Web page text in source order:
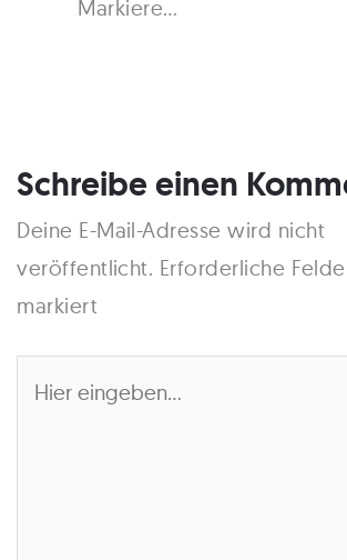
Markiere…
Schreibe einen
Deine E-Mail-Adresse wird nicht
veröffentlicht. Erforderliche
markiert
eingeben…